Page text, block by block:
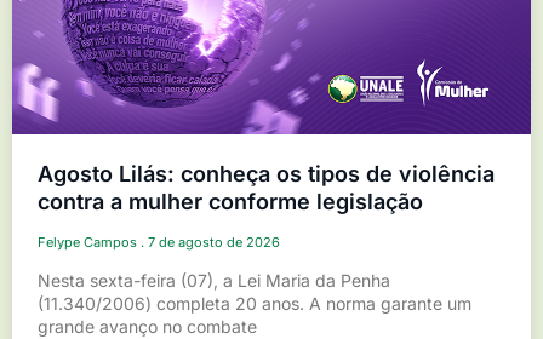
Agosto Lilás: conheça os tipos de violência
contra a mulher conforme legislação
Felype Campos 7 de agosto de 2026
Nesta sexta-feira (07), a Lei Maria da Penha
(11.340/2006) completa 20 anos. A norma garante um
grande avanço no combate